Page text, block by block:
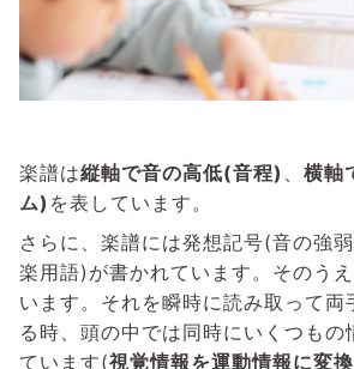
楽譜は縦軸で音の高低(音程) 、 横軸
ム) を表しています。
さらに、楽譜には発想記号(音の強
楽用語)が書かれています。そのう
います。それを瞬時に読み取って
る時、頭の中では同時にいくつもの
ています(視覚情報を運動情報に変換